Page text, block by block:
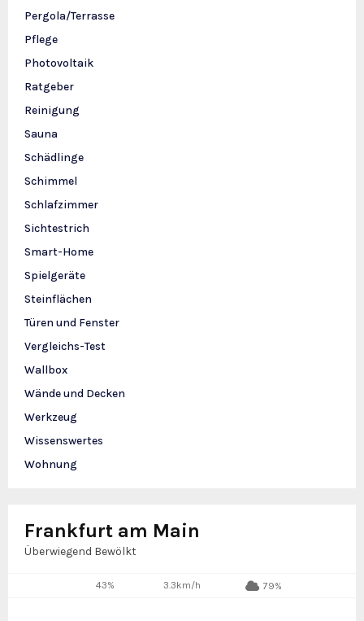
Pergola/Terrasse
Pflege
Photovoltaik
Ratgeber
Reinigung
Sauna
Schädlinge
Schimmel
Schlafzimmer
Sichtestrich
Smart-Home
Spielgeräte
Steinflächen
Türen und Fenster
Vergleichs-Test
Wallbox
Wände und Decken
Werkzeug
Wissenswertes
Wohnung
Frankfurt am Main
Überwiegend Bewölkt
43% 3.3km/h 79%